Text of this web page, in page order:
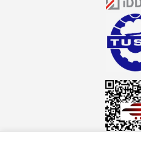
mutbex.com ile endüstriyel
alacağınız hizmet standartların her